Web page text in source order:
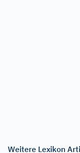
Weitere Lexikon